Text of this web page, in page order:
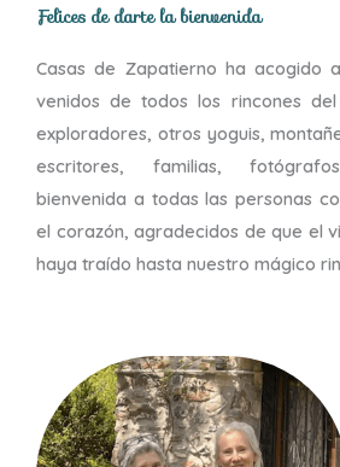
Felices de darte la bienvenida
Casas de Zapatierno ha acogido
venidos de todos los rincones del
exploradores, otros yoguis,
escritores, familias,
bienvenida a todas las personas
el corazón, agradecidos de que el
haya traído hasta nuestro mágico